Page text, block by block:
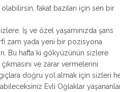
fakat bazıları için sen bir
İş ve özel yaşamınızda şans
zam yada yeni bir pozisyona
Bu hafta ki gökyüzünün sizlere
ve zarar vermelerini
doğru yol almak için sizleri
Evli Oğlaklar